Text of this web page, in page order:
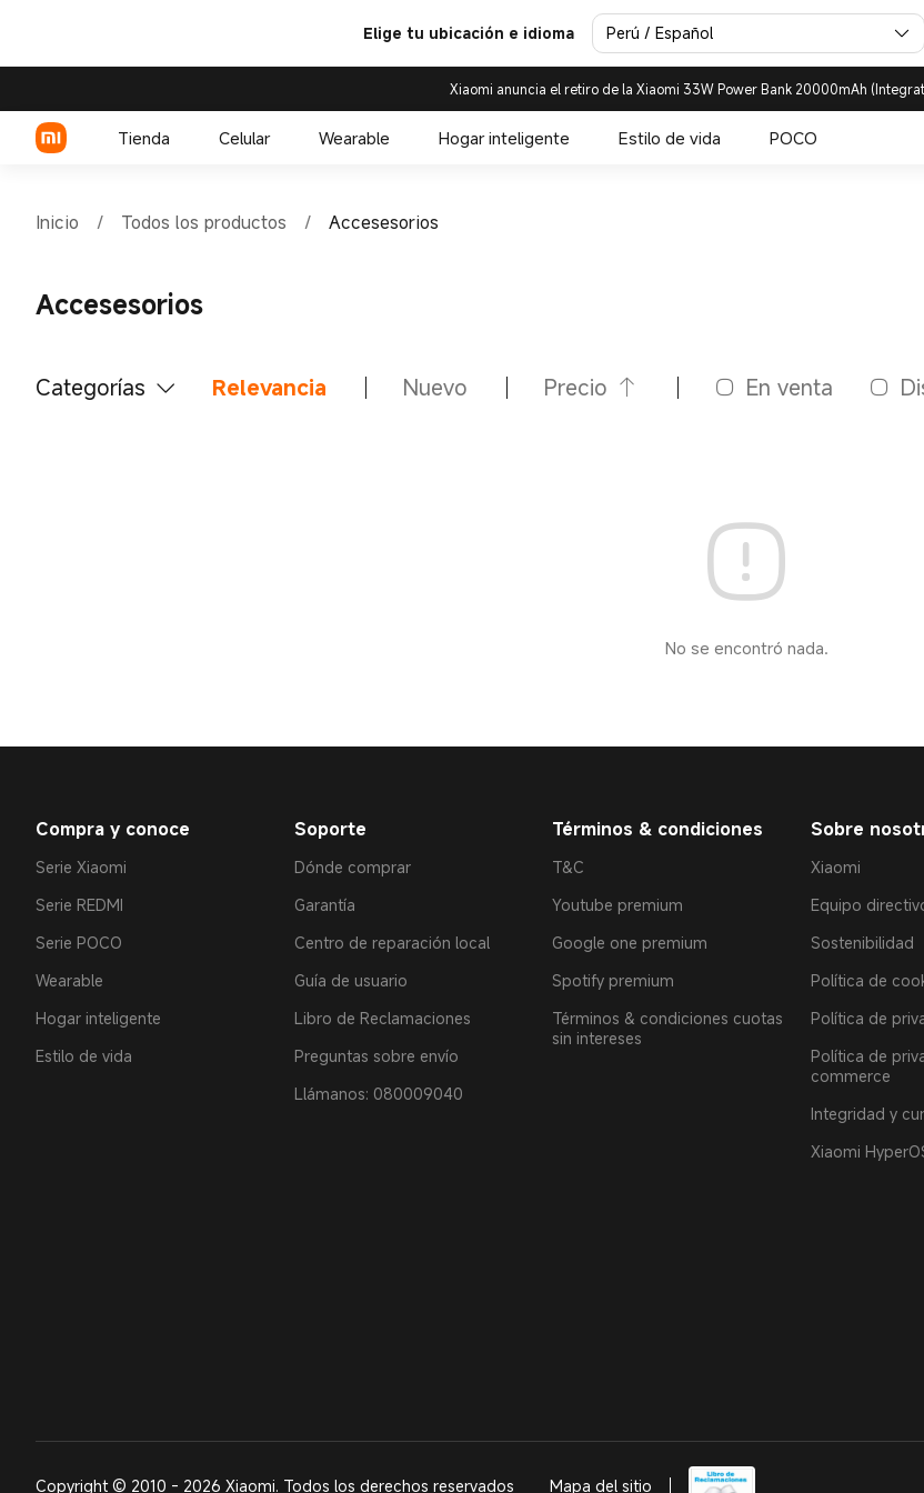
Elige tu ubicación e idioma Perú / Español
Xiaomi anuncia el retiro de la Xiaomi 33W Power Bank 20000mAh
Tienda Celular
Serie REDMI
Wearable
Audífono
Hogar inteligente Estilo de vida POCO
Inicio / Todos los productos / Accesesorios
Accesesorios
Categorías Relevancia Nuevo Precio En venta
No se encontró nada.
Compra y conoce
Serie Xiaomi
Serie REDMI
Serie POCO
Wearable
Hogar inteligente
Estilo de vida
Soporte
Dónde comprar
Garantía
Centro de reparación local
Guía de usuario
Libro de Reclamaciones
Preguntas sobre envío
Llámanos: 080009040
Términos & condiciones
T&C
Youtube premium
Google one premium
Spotify premium
Términos & condiciones cuotas
sin intereses
Sobre
Xiaomi
Equipo
Sostenibilidad
Política de
Política de
Política de
commerce
Integridad y
Xiaomi
Copyright © 2010 - 2026 Xiaomi. Todos los derechos reservados Mapa del sitio